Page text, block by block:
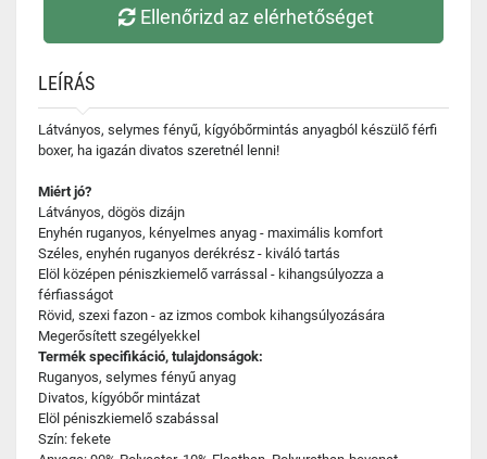
Ellenőrizd az elérhetőséget
LEÍRÁS
Látványos, selymes fényű, kígyóbőrmintás anyagból készülő férfi
boxer, ha igazán divatos szeretnél lenni!
Miért jó?
Látványos, dögös dizájn
Enyhén ruganyos, kényelmes anyag - maximális komfort
Széles, enyhén ruganyos derékrész - kiváló tartás
Elöl középen péniszkiemelő varrással - kihangsúlyozza a
férfiasságot
Rövid, szexi fazon - az izmos combok kihangsúlyozására
Megerősített szegélyekkel
Termék specifikáció, tulajdonságok:
Ruganyos, selymes fényű anyag
Divatos, kígyóbőr mintázat
Elöl péniszkiemelő szabással
Szín: fekete